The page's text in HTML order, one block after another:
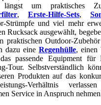
längst um praktisches
, Erste-Hilfe-Sets,
Strümpfe und viel mehr
Rucksack ausgewählt,
praktischen Outdoor-
dazu eine Regenhülle, einen
passende Equipment für
Tour. Selbstverständlich
Produkten auf das
Verhältnis
Service in Anspruch